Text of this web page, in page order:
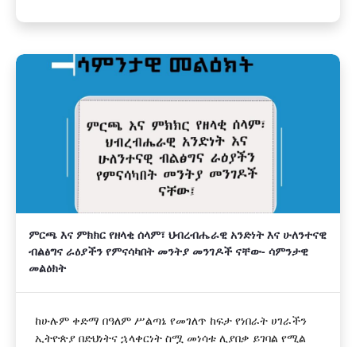
ምርጫ እና ምክክር የዘላቂ ሰላም፣ ህብረብሔራዊ አንድነት እና ሁለንተናዊ
ብልፅግና ራዕያችን የምናሳካበት መንትያ መንገዶች ናቸው- ሳምንታዊ
መልዕክት
ከሁሉም ቀድማ በዓለም ሥልጣኔ የመገለጥ ከፍታ የነበራት ሀገራችን
ኢትዮጵያ በድህነትና ኋላቀርነት ስሟ መነሳቱ ሊያበቃ ይገባል የሚል